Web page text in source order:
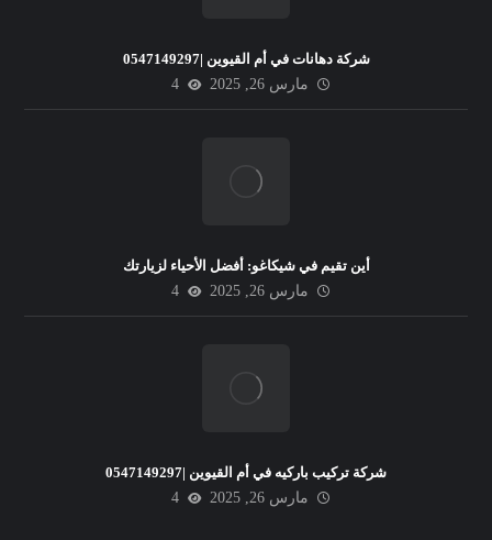
شركة دهانات في أم القيوين |0547149297
مارس 26, 2025
4
أين تقيم في شيكاغو: أفضل الأحياء لزيارتك
مارس 26, 2025
4
شركة تركيب باركيه في أم القيوين |0547149297
مارس 26, 2025
4